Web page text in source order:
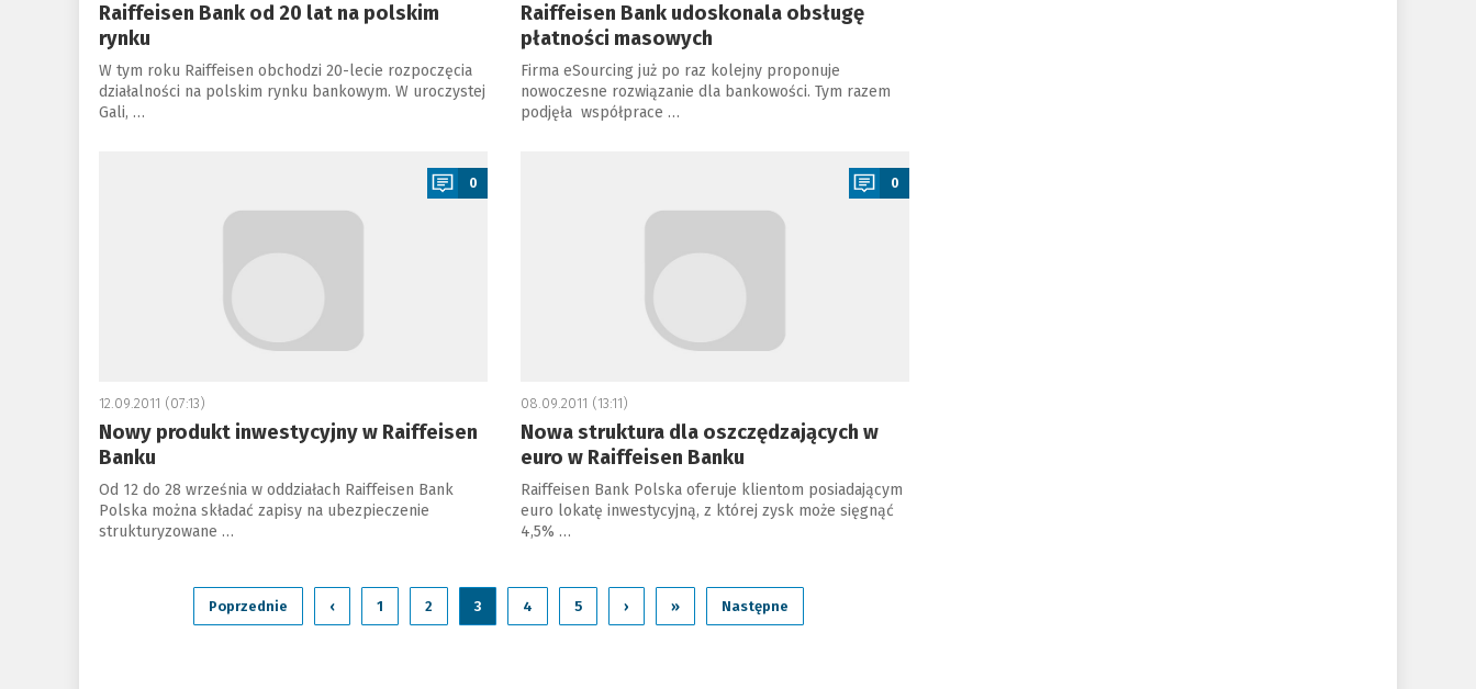
Raiffeisen Bank od 20 lat na polskim
rynku
W tym roku Raiffeisen obchodzi 20-lecie rozpoczęcia
działalności na polskim rynku bankowym. W uroczystej
Gali, …
Raiffeisen Bank udoskonala obsługę
płatności masowych
Firma eSourcing już po raz kolejny proponuje
nowoczesne rozwiązanie dla bankowości. Tym razem
podjęła współprace …
0
12.09.2011 (07:13)
Nowy produkt inwestycyjny w Raiffeisen
Banku
Od 12 do 28 września w oddziałach Raiffeisen Bank
Polska można składać zapisy na ubezpieczenie
strukturyzowane …
0
08.09.2011 (13:11)
Nowa struktura dla oszczędzających w
euro w Raiffeisen Banku
Raiffeisen Bank Polska oferuje klientom posiadającym
euro lokatę inwestycyjną, z której zysk może sięgnąć
4,5% …
Poprzednie ‹ 1 2 3 4 5 › » Następne